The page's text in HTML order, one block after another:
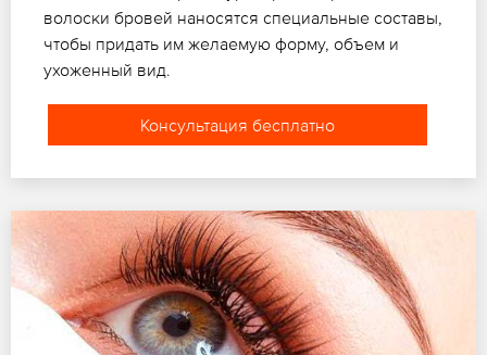
волоски бровей наносятся специальные составы,
чтобы придать им желаемую форму, объем и
ухоженный вид.
Консультация бесплатно